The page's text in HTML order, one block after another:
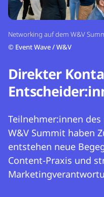
Networking auf dem W&V
© Event Wave / W&V
Direkter
Teilnehmer:innen
W&V Summit haben
entstehen neue
Content-Praxis und